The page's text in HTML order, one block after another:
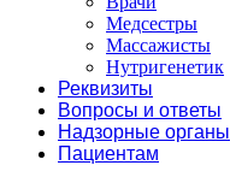
Медсестры
Массажисты
Нутригенетик
Реквизиты
Вопросы и ответы
Надзорные органы
Пациентам